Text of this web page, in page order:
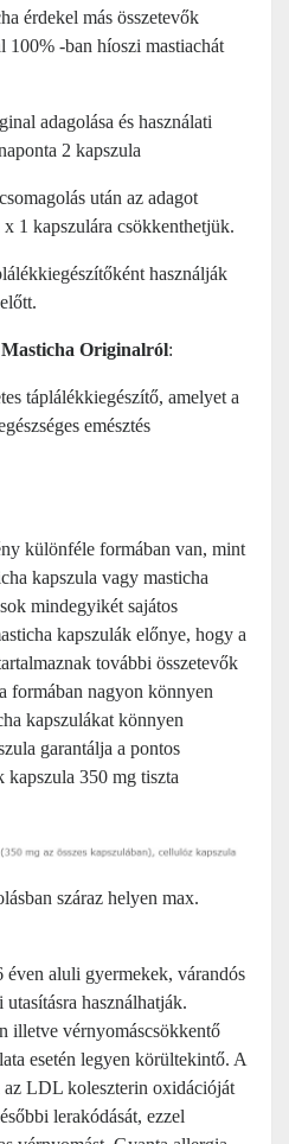
érdekel más összetevők
-ban híoszi mastiachát
adagolása és használati
2 kapszula
után az adagot
1 kapszulára csökkenthetjük.
használják
Originalról:
táplálékkiegészítő, amelyet a
emésztés
különféle formában van, mint
kapszula vagy masticha
mindegyikét sajátos
kapszulák előnye, hogy a
további összetevők
formában nagyon könnyen
kapszulákat könnyen
garantálja a pontos
350 mg tiszta
száraz helyen max.
éven aluli gyermekek, várandós
használhatják.
illetve vérnyomáscsökkentő
esetén legyen körültekintő. A
az LDL koleszterin oxidációját
lerakódását, ezzel